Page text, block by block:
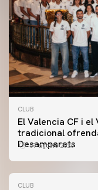
CLUB
El Valencia CF i
tradicional
Desamparats
07 agosto 2026
CLUB